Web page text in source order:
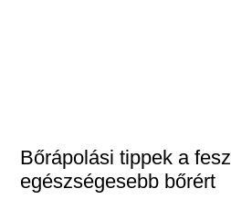
Bőrápolási tippek a
egészségesebb bőrért